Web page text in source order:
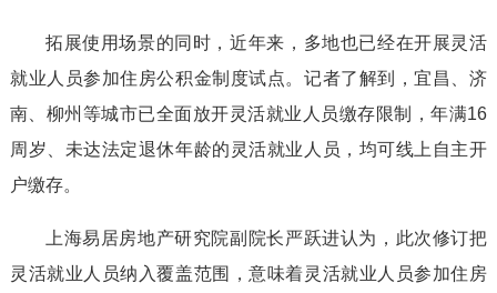
拓展使用场景的同时，近年来，多地也已经在开展灵活
就业人员参加住房公积金制度试点。记者了解到，宜昌、济
南、柳州等城市已全面放开灵活就业人员缴存限制，年满16
周岁、未达法定退休年龄的灵活就业人员，均可线上自主开
户缴存。
上海易居房地产研究院副院长严跃进认为，此次修订把
灵活就业人员纳入覆盖范围，意味着灵活就业人员参加住房